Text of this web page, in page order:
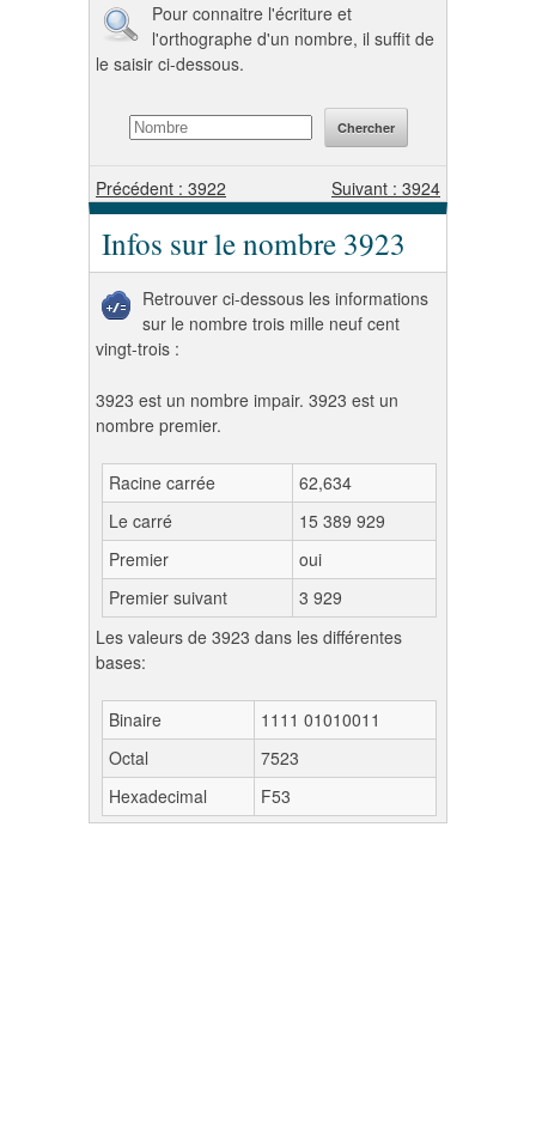
Pour connaitre l'écriture et
l'orthographe d'un nombre, il suffit de
le saisir ci-dessous.
Précédent : 3922 Suivant : 3924
Infos sur le nombre 3923
Retrouver ci-dessous les informations
sur le nombre trois mille neuf cent
vingt-trois :
3923 est un nombre impair. 3923 est un
nombre premier.
Racine carrée
62,634
Le carré
15 389 929
Premier
oui
Premier suivant
3 929
Les valeurs de 3923 dans les différentes
bases:
Binaire
1111 01010011
Octal
7523
Hexadecimal
F53